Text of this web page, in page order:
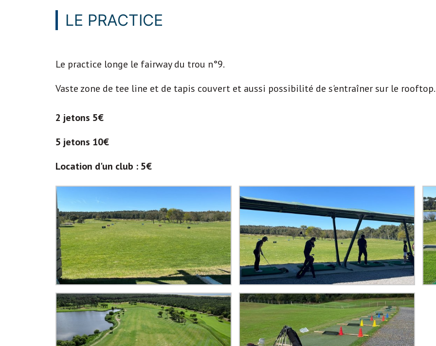
LE PRACTICE
Le practice longe le fairway du trou n°9.
Vaste zone de tee line et de tapis couvert et aussi possibilité de s'entraîner sur le
2 jetons 5€
5 jetons 10€
Location d'un club : 5€